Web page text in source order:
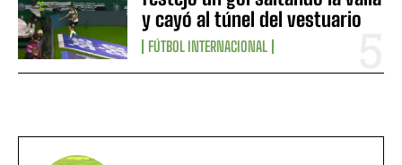
y cayó al túnel del vestuario
FÚTBOL INTERNACIONAL